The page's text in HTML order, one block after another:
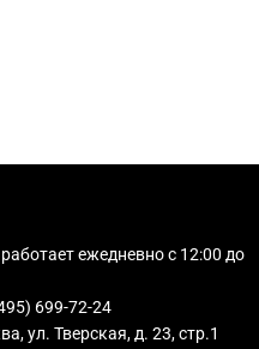
ежедневно с 12:00 до
699-72-24
ул. Тверская, д. 23, стр.1